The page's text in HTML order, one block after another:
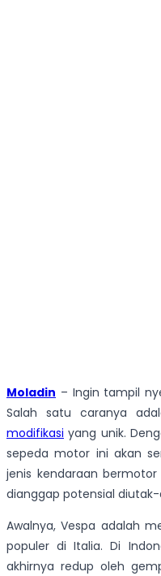
Moladin – Ingin tampil
Salah satu caranya
modifikasi yang unik.
sepeda motor ini akan
jenis kendaraan
dianggap potensial
Awalnya, Vespa adalah
populer di Italia. Di
akhirnya redup oleh